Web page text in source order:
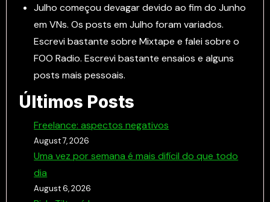
Julho começou devagar devido ao fim do Junho
em VNs. Os posts em Julho foram variados.
Escrevi bastante sobre Mixtape e falei sobre o
FOO Radio. Escrevi bastante ensaios e alguns
posts mais pessoais.
Últimos Posts
Freelance: aspectos negativos
August 7, 2026
Uma vez por semana é mais difícil do que todo
dia
August 6, 2026